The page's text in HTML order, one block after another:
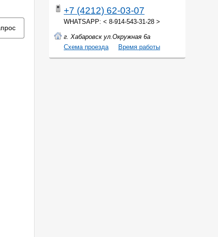
+7 (4212) 62-03-07
WHATSAPP: < 8-914-543-31-28 >
г. Хабаровск ул.Окружная 6а
Cхема проезда
Время работы